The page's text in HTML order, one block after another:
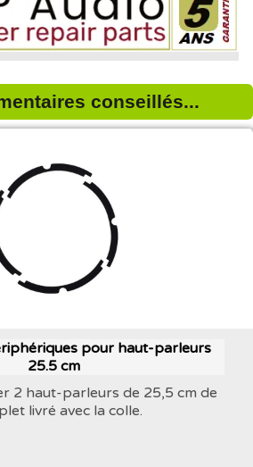
conseillés...
pour haut-parleurs
25.5 cm
2 haut-parleurs de 25,5 cm de
livré avec la colle.